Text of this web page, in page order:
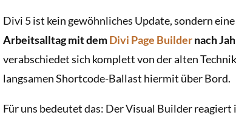
Divi 5 ist kein gewöhnliches Update, sondern
Arbeitsalltag mit demDivi Page Buildernach
verabschiedet sich komplett von der alten
langsamen Shortcode-Ballast hiermit über Bord.
Für uns bedeutet das: Der Visual Builder reagiert